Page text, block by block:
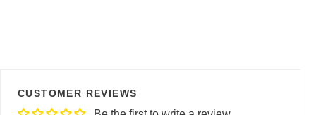
CUSTOMER REVIEWS